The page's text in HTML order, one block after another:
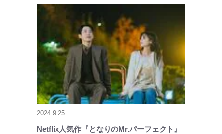
2024.9.25
Netflix人気作『となりのMr.パーフェクト』